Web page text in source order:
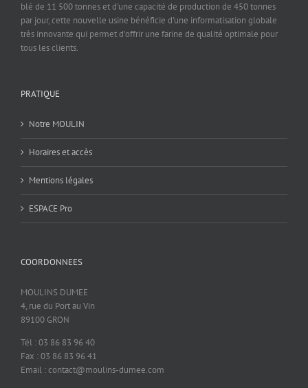
blé de 11 500 tonnes et d'une capacité de production de 450 tonnes
par jour, cette nouvelle usine bénéficie d'une informatisation globale
très innovante qui permet d'offrir une farine de qualité optimale pour
tous les clients.
PRATIQUE
Notre MOULIN
Horaires et accès
Mentions légales
ESPACE Pro
COORDONNEES
MOULINS DUMEE
4, rue du Port au Vin
89100 GRON
Tél : 03 86 83 96 40
Fax : 03 86 83 96 41
Email : contact@moulins-dumee.com